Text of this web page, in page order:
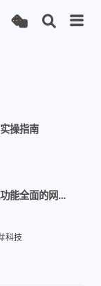
操指南
能全面的网址
科技